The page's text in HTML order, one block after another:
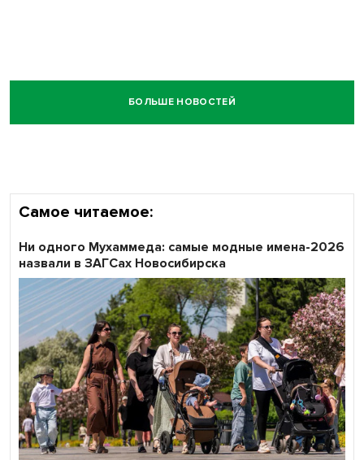
БОЛЬШЕ НОВОСТЕЙ
Самое читаемое:
Ни одного Мухаммеда: самые модные имена-2026
назвали в ЗАГСах Новосибирска